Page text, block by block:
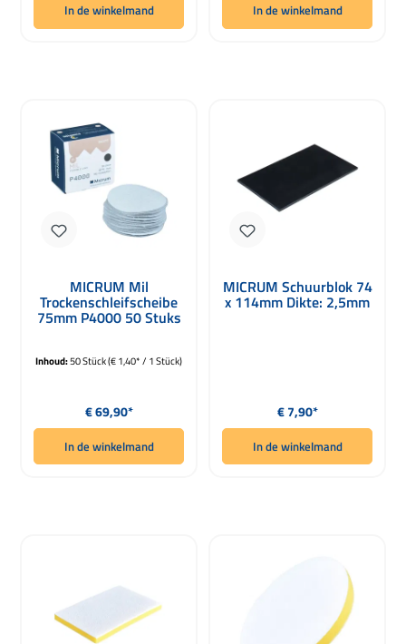
In de winkelmand In de winkelmand
MICRUM Mil
Trockenschleifscheibe
75mm P4000 50 Stuks
Inhoud:50 Stück(€ 1,40* / 1 Stück)
Normale prijs:
€ 69,90*
In de winkelmand
MICRUM Schuurblok 74
x 114mm Dikte: 2,5mm
Normale prijs:
€ 7,90*
In de winkelmand